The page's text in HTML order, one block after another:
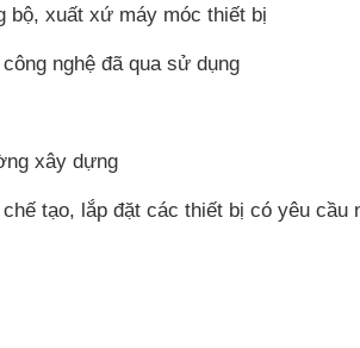
bộ, xuất xứ máy móc thiết bị
nghệ đã qua sử dụng
xây dựng
tạo, lắp đặt các thiết bị có yêu cầu